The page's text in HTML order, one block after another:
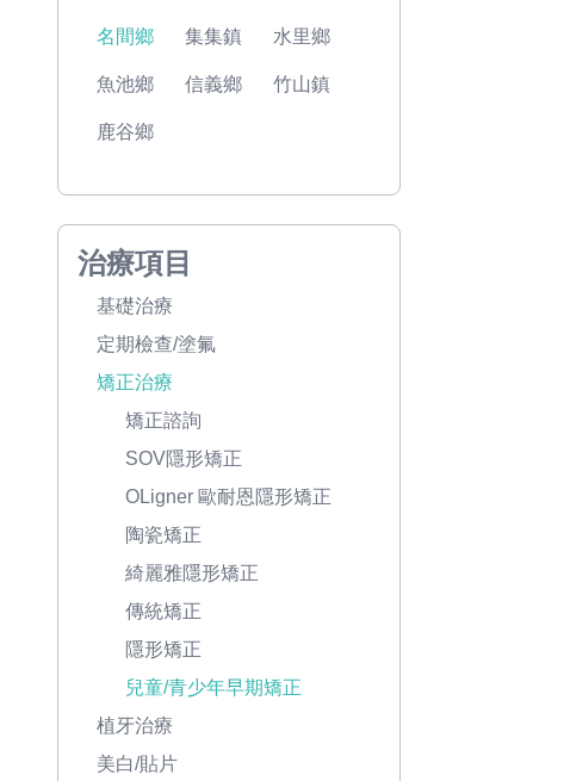
名間鄉 集集鎮 水里鄉
魚池鄉 信義鄉 竹山鎮
鹿谷鄉
治療項目
基礎治療
定期檢查/塗氟
矯正治療
矯正諮詢
SOV隱形矯正
OLigner 歐耐恩隱形矯正
陶瓷矯正
綺麗雅隱形矯正
傳統矯正
隱形矯正
兒童/青少年早期矯正
植牙治療
美白/貼片